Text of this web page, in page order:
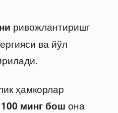
ривожлантиришг
ва йўл
ҳамкорлар
100 минг бош она